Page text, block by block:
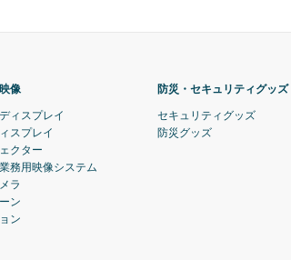
像
ィスプレイ
スプレイ
クター
務用映像システム
ラ
ン
ン
防災・セキュリティグッズ
セキュリティグッズ
防災グッズ